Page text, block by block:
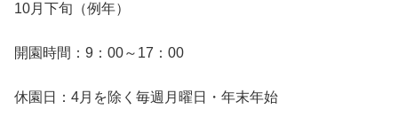
10月下旬（例年）
開園時間：9：00～17：00
休園日：4月を除く毎週月曜日・年末年始